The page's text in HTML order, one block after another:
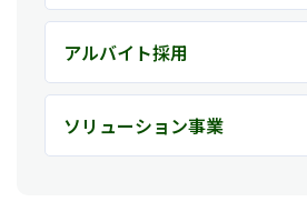
アルバイト採用
ソリューション事業